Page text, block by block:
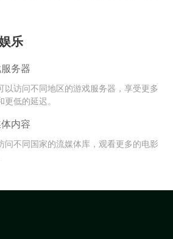
乐
务器
以访问不同地区的游戏服务器，享受更多
低的延迟。
内容
问不同国家的流媒体库，观看更多的电影